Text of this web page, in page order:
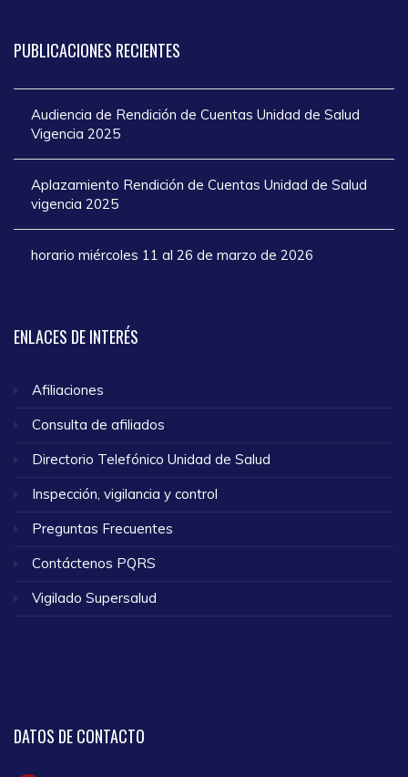
PUBLICACIONES RECIENTES
Audiencia de Rendición de Cuentas Unidad de Salud
Vigencia 2025
Aplazamiento Rendición de Cuentas Unidad de Salud
vigencia 2025
horario miércoles 11 al 26 de marzo de 2026
ENLACES DE INTERÉS
Afiliaciones
Consulta de afiliados
Directorio Telefónico Unidad de Salud
Inspección, vigilancia y control
Preguntas Frecuentes
Contáctenos PQRS
Vigilado Supersalud
DATOS DE CONTACTO